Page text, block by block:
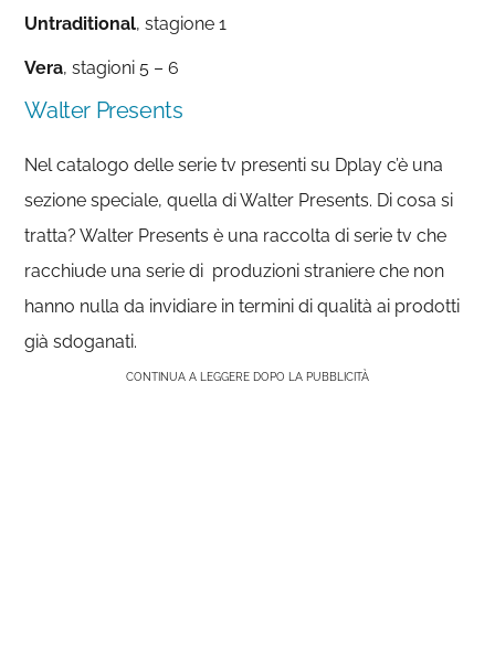
Untraditional, stagione 1
Vera, stagioni 5 – 6
Walter Presents
Nel catalogo delle serie tv presenti su Dplay c’è una
sezione speciale, quella di Walter Presents. Di cosa si
tratta? Walter Presents è una raccolta di serie tv che
racchiude una serie di produzioni straniere che non
hanno nulla da invidiare in termini di qualità ai prodotti
già sdoganati.
CONTINUA A LEGGERE DOPO LA PUBBLICITÀ